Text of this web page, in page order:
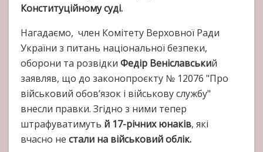
Конституційному суді.
Нагадаємо, член Комітету Верховної Ради
України з питань національної безпеки,
оборони та розвідки Федір Веніславський
заявляв, що до законопроєкту № 12076 "Про
військовий обов’язок і військову службу"
внесли правки. Згідно з ними тепер
штрафуватимуть й 17-річних юнаків, які
вчасно не стали на військовий облік.